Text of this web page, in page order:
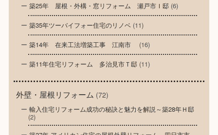
築25年 屋根・外構・窓リフォーム 瀬戸市Ｉ邸(6)
築35年ツーバイフォー住宅のリノベ(11)
築14年 在来工法増築工事 江南市 (16)
築11年住宅リフォーム 多治見市Ｔ邸(11)
外壁・屋根リフォーム (72)
輸入住宅リフォーム成功の秘訣と魅力を解説～築28年Ｈ邸
(2)